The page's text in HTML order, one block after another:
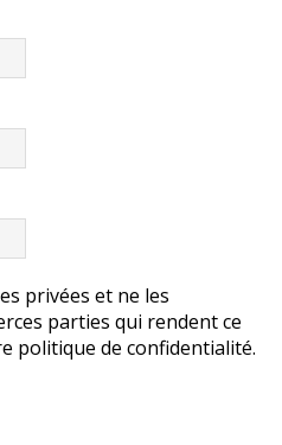
privées et ne les
parties qui rendent ce
politique de confidentialité.